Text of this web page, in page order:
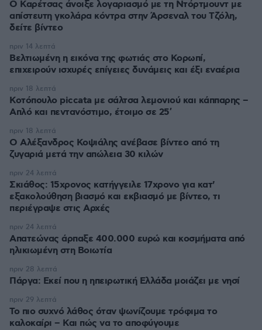
Ο Καρέτσας άνοιξε λογαριασμό με τη Ντόρτμουντ με
απίστευτη γκολάρα κόντρα στην Άρσεναλ του Τζόλη,
δείτε βίντεο
Βελτιωμένη η εικόνα της φωτιάς στο Κορωπί,
επιχειρούν ισχυρές επίγειες δυνάμεις και έξι εναέρια
πριν 14 λεπτά
Κοτόπουλο piccata με σάλτσα λεμονιού και κάππαρης –
Απλό και πεντανόστιμο, έτοιμο σε 25′
πριν 18 λεπτά
Ο Αλέξανδρος Κοψιάλης ανέβασε βίντεο από τη
ζυγαριά μετά την απώλεια 30 κιλών
πριν 18 λεπτά
Σκιάθος: 15χρονος κατήγγειλε 17χρονο για κατ'
εξακολούθηση βιασμό και εκβιασμό με βίντεο, τι
περιέγραψε στις Αρχές
πριν 24 λεπτά
Απατεώνας άρπαξε 400.000 ευρώ και κοσμήματα από
ηλικιωμένη στη Βοιωτία
πριν 24 λεπτά
Πάργα: Εκεί που η ηπειρωτική Ελλάδα μοιάζει με νησί
πριν 28 λεπτά
Το πιο συχνό λάθος όταν ψωνίζουμε τρόφιμα το
καλοκαίρι – Και πώς να το αποφύγουμε
πριν 29 λεπτά